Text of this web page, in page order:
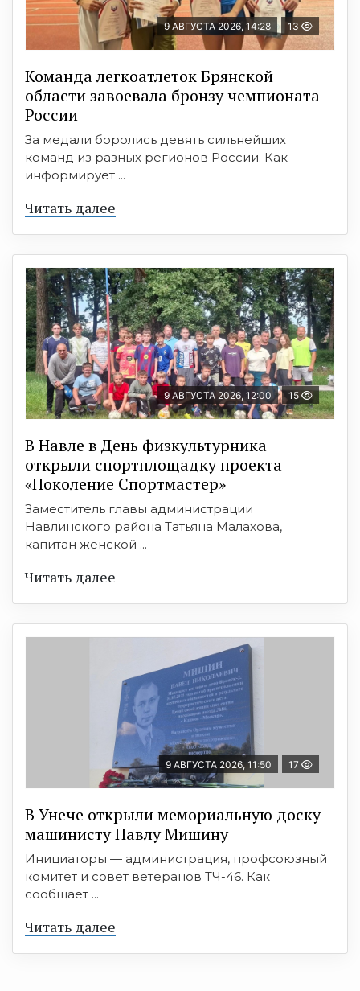
9 АВГУСТА 2026, 14:28 13
Команда легкоатлеток Брянской
области завоевала бронзу чемпионата
России
За медали боролись девять сильнейших
команд из разных регионов России. Как
информирует ...
Читать далее
9 АВГУСТА 2026, 12:00 15
В Навле в День физкультурника
открыли спортплощадку проекта
«Поколение Спортмастер»
Заместитель главы администрации
Навлинского района Татьяна Малахова,
капитан женской ...
Читать далее
9 АВГУСТА 2026, 11:50 17
В Унече открыли мемориальную доску
машинисту Павлу Мишину
Инициаторы — администрация, профсоюзный
комитет и совет ветеранов ТЧ-46. Как
сообщает ...
Читать далее